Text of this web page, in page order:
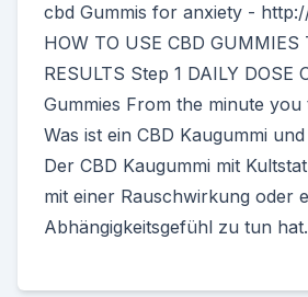
cbd Gummis for anxiety -
HOW TO USE CBD GUMMIES
RESULTS Step 1 DAILY DOSE
Gummies From the minute
Was ist ein CBD Kaugummi
Der CBD Kaugummi mit
mit einer Rauschwirkung oder
Abhängigkeitsgefühl zu tun hat.